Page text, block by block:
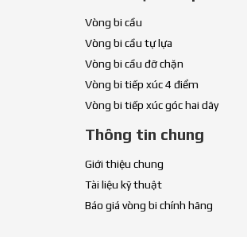
Vòng bi cầu
Vòng bi cầu tự lựa
Vòng bi cầu đỡ chặn
Vòng bi tiếp xúc 4 điểm
Vòng bi tiếp xúc góc hai dãy
Thông tin chung
Giới thiệu chung
Tài liệu kỹ thuật
Báo giá vòng bi chính hãng